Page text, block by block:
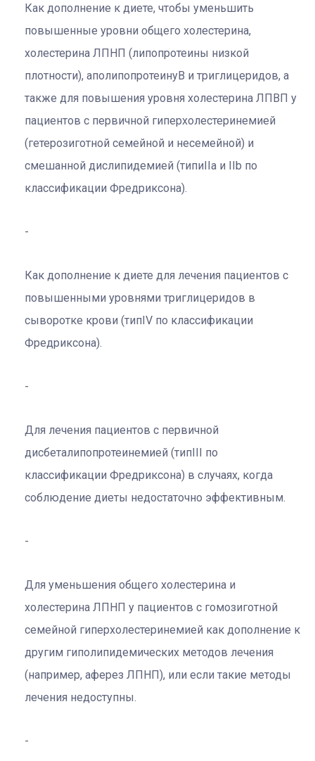
Как дополнение к диете, чтобы уменьшить
повышенные уровни общего холестерина,
холестерина ЛПНП (липопротеины низкой
плотности), аполипопротеинуВ и триглицеридов, а
также для повышения уровня холестерина ЛПВП у
пациентов с первичной гиперхолестеринемией
(гетерозиготной семейной и несемейной) и
смешанной дислипидемией (типиIIa и IIb по
классификации Фредриксона).
Как дополнение к диете для лечения пациентов с
повышенными уровнями триглицеридов в
сыворотке крови (типIV по классификации
Фредриксона).
Для лечения пациентов с первичной
дисбеталипопротеинемией (типIII по
классификации Фредриксона) в случаях, когда
соблюдение диеты недостаточно эффективным.
Для уменьшения общего холестерина и
холестерина ЛПНП у пациентов с гомозиготной
семейной гиперхолестеринемией как дополнение к
другим гиполипидемических методов лечения
(например, аферез ЛПНП), или если такие методы
лечения недоступны.